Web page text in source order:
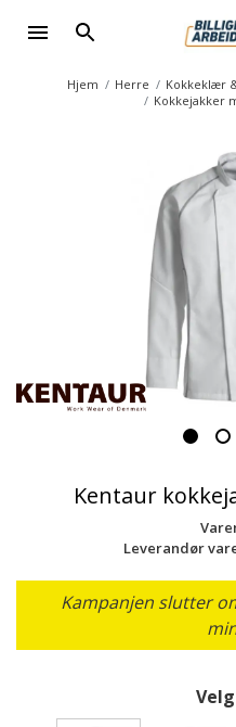
Hjem Herre Kokkeklær
Kokkejakker
Kentaur
Leverandør
Kampanjen slutter